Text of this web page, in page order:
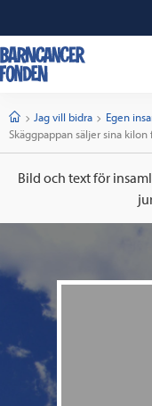
StartJag vill bidra
Egen
Current:
Skäggpappan säljer sina
Bild och text för